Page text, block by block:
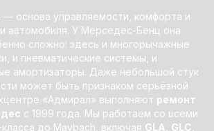
— основа управляемости, комфорта и
автомобиля. У Мерседес-Бенц она
сложно: здесь и многорычажные
и пневматические системы, и
амортизаторы. Даже небольшой стук
может быть признаком серьёзной
«Адмирал» выполняют ремонт
с 1999 года. Мы работаем со всеми
до Maybach, включая GLA, GLC,